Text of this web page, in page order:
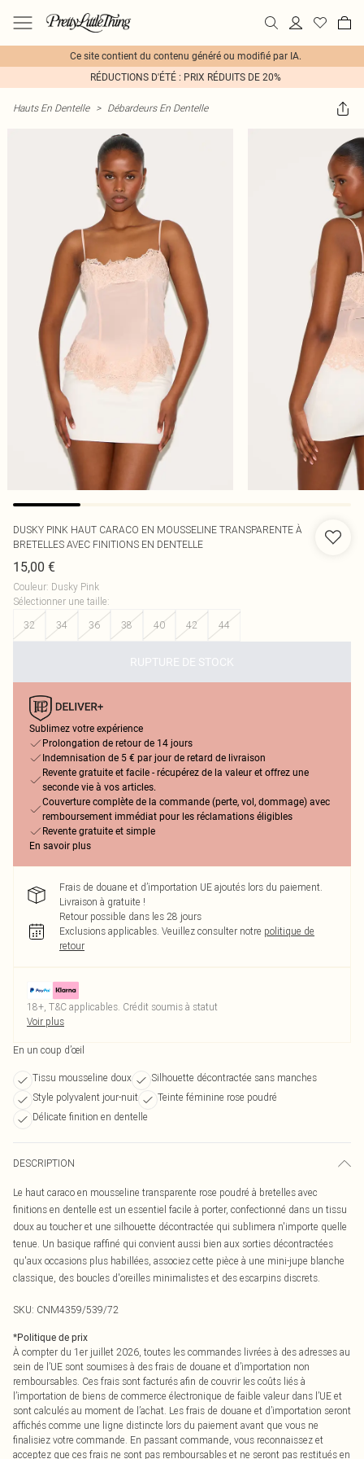
Ce site contient du contenu généré ou modifié par IA.
RÉDUCTIONS D'ÉTÉ : PRIX RÉDUITS DE 20%
Hauts En Dentelle > Débardeurs En Dentelle
DUSKY PINK HAUT CARACO EN MOUSSELINE TRANSPARENTE À
BRETELLES AVEC FINITIONS EN DENTELLE
15,00 €
Couleur: Dusky Pink
Sélectionner une taille:
32
34 36 38 40 42 44
RUPTURE DE STOCK
Sublimez votre expérience
Prolongation de retour de 14 jours
Indemnisation de 5 € par jour de retard de livraison
Revente gratuite et facile - récupérez de la valeur et offrez une
seconde vie à vos articles.
Couverture complète de la commande (perte, vol, dommage) avec
remboursement immédiat pour les réclamations éligibles
Revente gratuite et simple
En savoir plus
Frais de douane et d’importation UE ajoutés lors du paiement.
Livraison à gratuite !
Retour possible dans les 28 jours
Exclusions applicables. Veuillez consulter notre politique de
retour
18+, T&C applicables. Crédit soumis à statut
Voir plus
En un coup d’œil
Tissu mousseline doux
Silhouette décontractée sans manches
Style polyvalent jour-nuit
Teinte féminine rose poudré
Délicate finition en dentelle
DESCRIPTION
Le haut caraco en mousseline transparente rose poudré à bretelles avec
finitions en dentelle est un essentiel facile à porter, confectionné dans un tissu
doux au toucher et une silhouette décontractée qui sublimera n'importe quelle
tenue. Un basique raffiné qui convient aussi bien aux sorties décontractées
qu'aux occasions plus habillées, associez cette pièce à une mini-jupe blanche
classique, des boucles d'oreilles minimalistes et des escarpins discrets.
SKU: CNM4359/539/72
*Politique de prix
À compter du 1er juillet 2026, toutes les commandes livrées à des adresses au
sein de l’UE sont soumises à des frais de douane et d’importation non
remboursables. Ces frais sont facturés afin de couvrir les coûts liés à
l’importation de biens de commerce électronique de faible valeur dans l’UE et
sont calculés au moment de l’achat. Les frais de douane et d’importation seront
affichés comme une ligne distincte lors du paiement avant que vous ne
finalisiez votre commande. En passant commande, vous reconnaissez et
acceptez que ces frais ne sont pas remboursables et ne seront pas restitués en